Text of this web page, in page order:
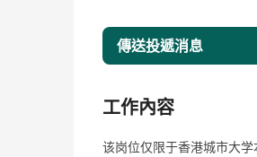
傳送投遞消息
工作內容
该岗位仅限于香港城市大